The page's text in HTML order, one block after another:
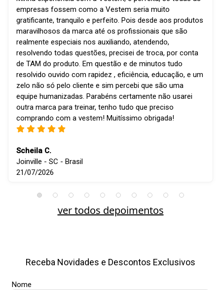
empresas fossem como a Vestem seria muito
gratificante, tranquilo e perfeito. Pois desde aos produtos
maravilhosos da marca até os profissionais que são
realmente especiais nos auxiliando, atendendo,
resolvendo todas questões, precisei de troca, por conta
de TAM do produto. Em questão e de minutos tudo
resolvido ouvido com rapidez , eficiência, educação, e um
zelo não só pelo cliente e sim percebi que são uma
equipe humanizadas. Parabéns certamente não usarei
outra marca para treinar, tenho tudo que preciso
comprando com a vestem! Muitíssimo obrigada!
Scheila C.
Joinville - SC - Brasil
21/07/2026
ver todos depoimentos
Receba Novidades e Descontos Exclusivos
Nome